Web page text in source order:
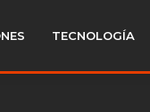
TECNOLOGÍA